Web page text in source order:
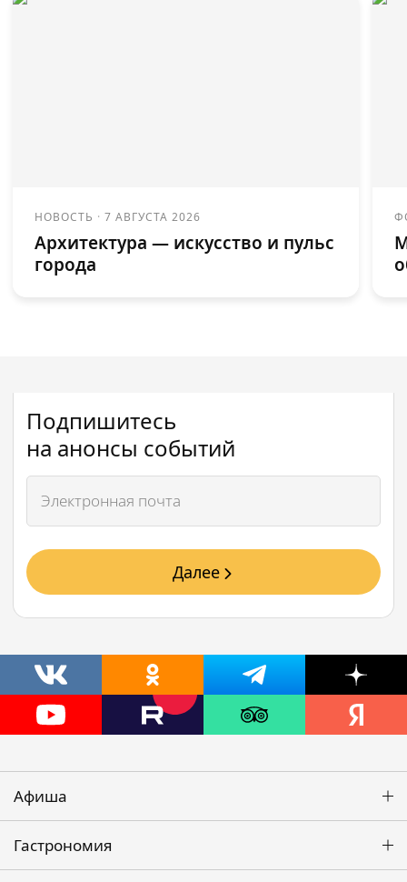
НОВОСТЬ ·7 АВГУСТА 2026
Архитектура — искусство и пульс
города
Подпишитесь
на анонсы событий
Далее
Афиша
Гастрономия